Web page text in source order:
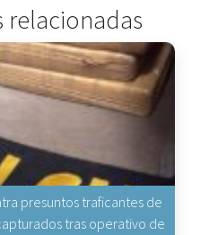
relacionadas
presuntos traficantes de
tras operativo de